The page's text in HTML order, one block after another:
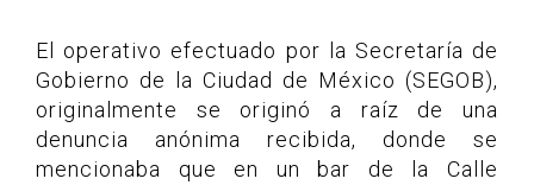
El operativo efectuado por la Secretaría de
Gobierno de la Ciudad de México (SEGOB),
originalmente se originó a raíz de una
denuncia anónima recibida, donde se
mencionaba que en un bar de la Calle